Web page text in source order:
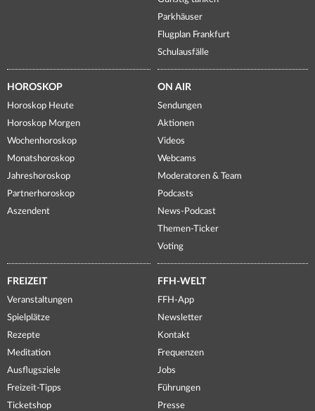
Parkhäuser
Flugplan Frankfurt
Schulausfälle
HOROSKOP
Horoskop Heute
Horoskop Morgen
Wochenhoroskop
Monatshoroskop
Jahreshoroskop
Partnerhoroskop
Aszendent
ON AIR
Sendungen
Aktionen
Videos
Webcams
Moderatoren & Team
Podcasts
News-Podcast
Themen-Ticker
Voting
FREIZEIT
Veranstaltungen
Spielplätze
Rezepte
Meditation
Ausflugsziele
Freizeit-Tipps
Ticketshop
FFH-WELT
FFH-App
Newsletter
Kontakt
Frequenzen
Jobs
Führungen
Presse